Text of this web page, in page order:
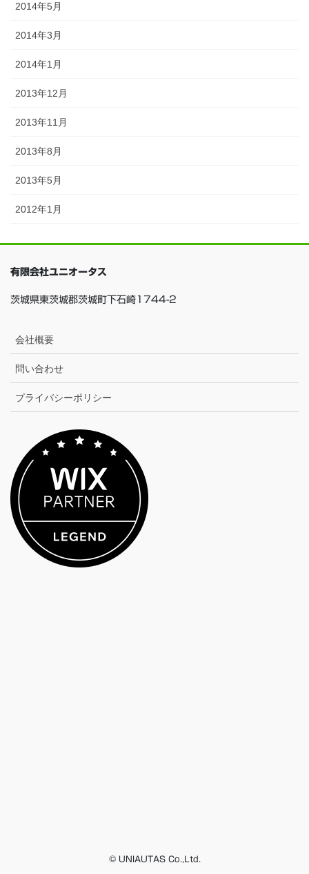
2014年5月
2014年3月
2014年1月
2013年12月
2013年11月
2013年8月
2013年5月
2012年1月
有限会社ユニオータス
茨城県東茨城郡茨城町下石崎1744-2
会社概要
問い合わせ
プライバシーポリシー
© UNIAUTAS Co.,Ltd.